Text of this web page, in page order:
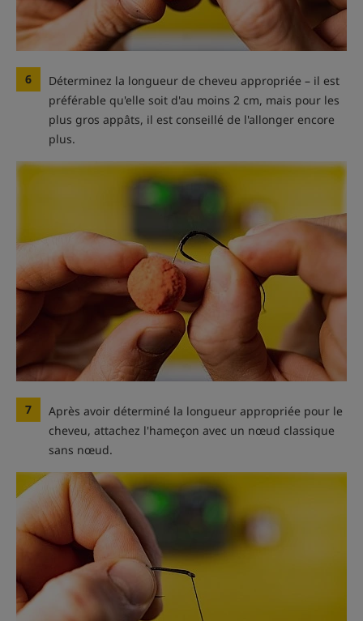
6
Déterminez la longueur de cheveu appropriée – il est
préférable qu'elle soit d'au moins 2 cm, mais pour les
plus gros appâts, il est conseillé de l'allonger encore
plus.
7
Après avoir déterminé la longueur appropriée pour le
cheveu, attachez l'hameçon avec un nœud classique
sans nœud.